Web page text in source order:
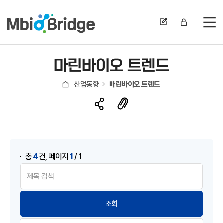
전
마린바이오 트렌드
산업동향 마린바이오 트렌드
총4건 ,페이지1/ 1